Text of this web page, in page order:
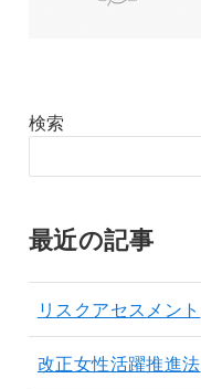
検索
最近の記事
リスクアセスメント
改正女性活躍推進法